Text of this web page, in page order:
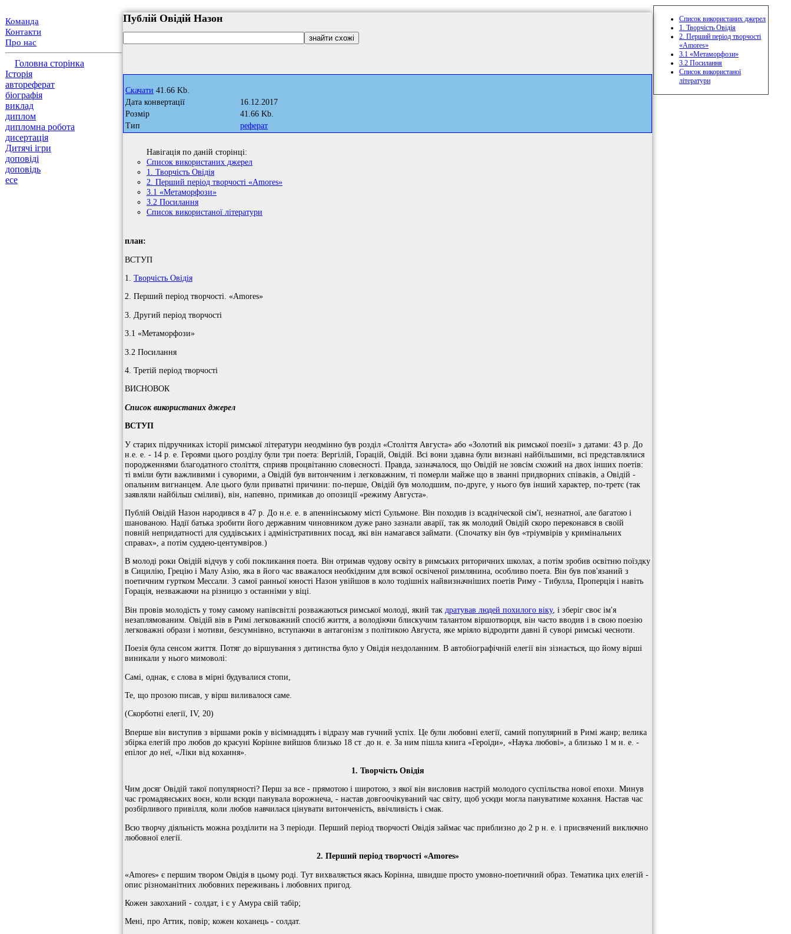
Команда
Контакти
Про нас
Головна сторінка
Історія
автореферат
біографія
виклад
диплом
дипломна робота
дисертація
Дитячі ігри
доповіді
доповідь
есе
Публій Овідій Назон
Скачати 41.66 Kb.
Дата конвертації
16.12.2017
Розмір
41.66 Kb.
Тип
реферат
Навігація по даній сторінці:
Список використаних джерел
1. Творчість Овідія
2. Перший період творчості «Amores»
3.1 «Метаморфози»
3.2 Посилання
Список використаної літератури
план:
ВСТУП
1. Творчість Овідія
2. Перший період творчості. «Amores»
3. Другий період творчості
3.1 «Метаморфози»
3.2 Посилання
4. Третій період творчості
ВИСНОВОК
Список використаних джерел
ВСТУП
У старих підручниках історії римської літератури неодмінно був розділ «Століття Августа» або «Золотий вік римської поезії» з датами: 43 р. До
н.е. е. - 14 р. е. Героями цього розділу були три поета: Вергілій, Горацій, Овідій. Всі вони здавна були визнані найбільшими, всі представлялися
породженнями благодатного століття, сприяв процвітанню словесності. Правда, зазначалося, що Овідій не зовсім схожий на двох інших поетів:
ті вміли бути важливими і суворими, а Овідій був витонченим і легковажним, ті померли майже що в званні придворних співаків, а Овідій -
опальним вигнанцем. Але цього були приватні причини: по-перше, Овідій був молодшим, по-друге, у нього був інший характер, по-третє (так
заявляли найбільш сміливі), він, напевно, примикав до опозиції «режиму Августа».
Публій Овідій Назон народився в 47 р. До н.е. е. в апеннінському місті Сульмоне. Він походив із всадніческой сім'ї, незнатної, але багатою і
шанованою. Надії батька зробити його державним чиновником дуже рано зазнали аварії, так як молодий Овідій скоро переконався в своїй
повній непридатності для суддівських і адміністративних посад, які він намагався займати. (Спочатку він був «тріумвірів у кримінальних
справах», а потім суддею-центумвіров.)
В молоді роки Овідій відчув у собі покликання поета. Він отримав чудову освіту в римських риторичних школах, а потім зробив освітню поїздку
в Сицилію, Грецію і Малу Азію, яка в його час вважалося необхідним для всякої освіченої римлянина, особливо поета. Він був пов'язаний з
поетичним гуртком Мессали. З самої ранньої юності Назон увійшов в коло тодішніх найвизначніших поетів Риму - Тибулла, Проперція і навіть
Горація, незважаючи на різницю з останніми у віці.
Він провів молодість у тому самому напівсвітлі розважаються римської молоді, який так дратував людей похилого віку, і зберіг своє ім'я
незаплямованим. Овідій вів в Римі легковажний спосіб життя, а володіючи блискучим талантом віршотворця, він часто вводив і в свою поезію
легковажні образи і мотиви, безсумнівно, вступаючи в антагонізм з політикою Августа, яке мріяло відродити давні й суворі римські чесноти.
Поезія була сенсом життя. Потяг до віршування з дитинства було у Овідія нездоланним. В автобіографічній елегії він зізнається, що йому вірші
виникали у нього мимоволі:
Самі, однак, є слова в мірні будувалися стопи,
Те, що прозою писав, у вірш виливалося саме.
(Скорботні елегії, IV, 20)
Вперше він виступив з віршами років у вісімнадцять і відразу мав гучний успіх. Це були любовні елегії, самий популярний в Римі жанр; велика
збірка елегій про любов до красуні Корінне вийшов близько 18 ст .до н. е. За ним пішла книга «Героїди», «Наука любові», а близько 1 м н. е. -
епілог до неї, «Ліки від кохання».
1. Творчість Овідія
Чим досяг Овідій такої популярності? Перш за все - прямотою і широтою, з якої він висловив настрій молодого суспільства нової епохи. Минув
час громадянських воєн, коли всюди панувала ворожнеча, - настав довгоочікуваний час світу, щоб усюди могла пануватиме кохання. Настав час
розбірливого привілля, коли любов навчилася цінувати витонченість, ввічливість і смак.
Всю творчу діяльність можна розділити на 3 періоди. Перший період творчості Овідія займає час приблизно до 2 р н. е. і присвячений виключно
любовної елегії.
2. Перший період творчості «Amores»
«Amores» є першим твором Овідія в цьому роді. Тут вихваляється якась Корінна, швидше просто умовно-поетичний образ. Тематика цих елегій -
опис різноманітних любовних переживань і любовних пригод.
Кожен закоханий - солдат, і є у Амура свій табір;
Мені, про Аттик, повір; кожен коханець - солдат.
Список використаних джерел
1. Творчість Овідія
2. Перший період творчості
«Amores»
3.1 «Метаморфози»
3.2 Посилання
Список використаної
літератури